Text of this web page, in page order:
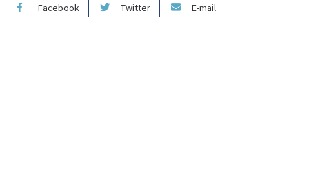
Facebook Twitter E-mail